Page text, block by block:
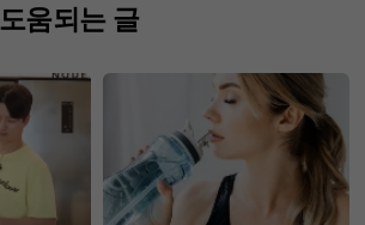
도움되는 글